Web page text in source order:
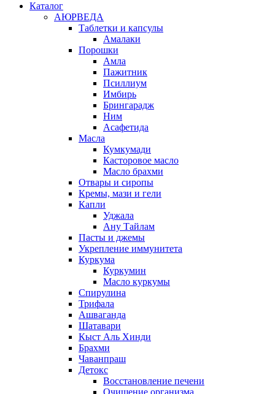
Каталог
АЮРВЕДА
Таблетки и капсулы
Амалаки
Порошки
Амла
Пажитник
Псиллиум
Имбирь
Брингарадж
Ним
Асафетида
Масла
Кумкумади
Касторовое масло
Масло брахми
Отвары и сиропы
Кремы, мази и гели
Капли
Уджала
Ану Тайлам
Пасты и джемы
Укрепление иммунитета
Куркума
Куркумин
Масло куркумы
Спирулина
Трифала
Ашваганда
Шатавари
Кыст Аль Хинди
Брахми
Чаванпраш
Детокс
Восстановление печени
Очищение организма